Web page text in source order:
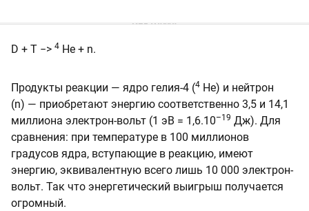
D + T −> 4 He + n.
Продукты реакции — ядро гелия-4 (4 He) и нейтрон
(n) — приобретают энергию соответственно 3,5 и 14,1
миллиона электрон-вольт (1 эВ = 1,6.10–19 Дж). Для
сравнения: при температуре в 100 миллионов
градусов ядра, вступающие в реакцию, имеют
энергию, эквивалентную всего лишь 10 000 электрон-
вольт. Так что энергетический выигрыш получается
огромный.